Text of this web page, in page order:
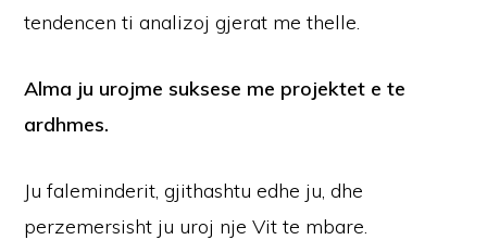
tendencen ti analizoj gjerat me thelle.
Alma ju urojme suksese me projektet e te
ardhmes.
Ju faleminderit, gjithashtu edhe ju, dhe
perzemersisht ju uroj nje Vit te mbare.